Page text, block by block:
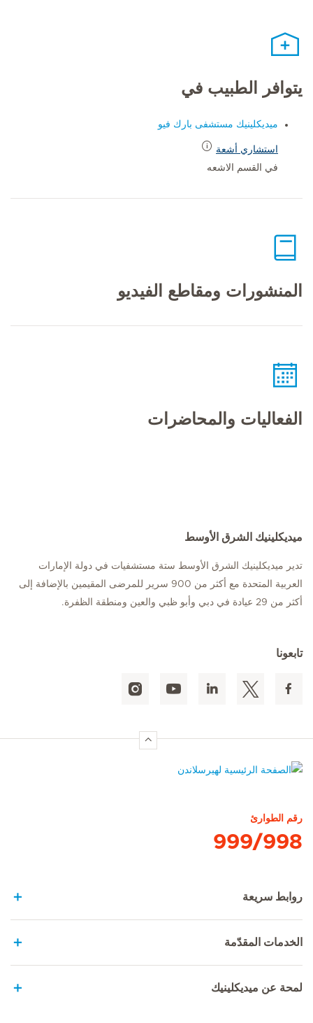
يتوافر الطبيب في
ميديكلينيك مستشفى بارك فيو
استشاري أشعة
في القسم الاشعه
المنشورات ومقاطع الفيديو
الفعاليات والمحاضرات
ميديكلينيك الشرق الأوسط
تدير ميديكلينيك الشرق الأوسط ستة مستشفيات في دولة الإمارات
العربية المتحدة مع أكثر من 900 سرير للمرضى المقيمين بالإضافة إلى
أكثر من 29 عيادة في دبي وأبو ظبي والعين ومنطقة الظفرة.
تابعونا
رقم الطوارئ
999/998
روابط سريعة
الخدمات المقدّمة
لمحة عن ميديكلينيك